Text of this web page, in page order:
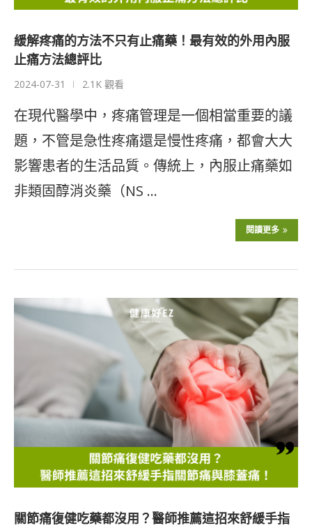
緩解疼痛的方法不只有止痛藥！最有效的外用內服
止痛方法總評比
2024-07-31 2.1K 觀看
在現代醫學中，疼痛管理是一個相當重要的議
題，不管是急性疼痛還是慢性疼痛，都會大大
影響患者的生活品質。傳統上，內服止痛藥如
非類固醇消炎藥（NS …
閱讀更多
關節痛復健吃藥都沒用？醫師推薦這招來舒緩手指